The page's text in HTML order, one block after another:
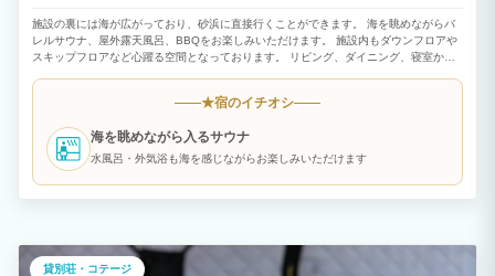
施設の裏には海が広がっており、砂浜に直接行くことができます。 海を眺めながらバ
レルサウナ、屋外露天風呂、BBQをお楽しみいただけます。 施設内もダウンフロアや
スキップフロアなど心躍る空間となっております。 リビング、ダイニング、寝室から
★宿のイチオシ
海を眺めながら入るサウナ
水風呂・外気浴も海を感じながらお楽しみいただけます
貸別荘・コテージ